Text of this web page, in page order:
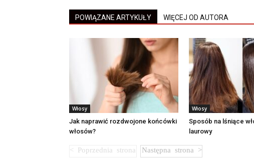
POWIĄZANE ARTYKUŁY WIĘCEJ OD AUTORA
Włosy
Jak naprawić rozdwojone końcówki
włosów?
Włosy
Sposób na lśniące
laurowy